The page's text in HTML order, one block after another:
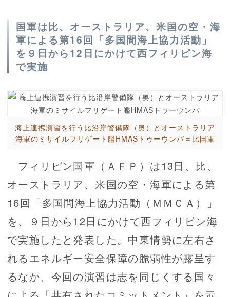
国軍は比、オーストラリア、米国の空・海
軍による第16回「多国間海上協力活動」
を９日から12日にかけて西フィリピン海
で実施
海上連携演習を行う比沿岸警備隊（奥）とオーストラリア
海軍のミサイルフリゲート艦HMASトゥーウンバ＝比国軍
フィリピン国軍（ＡＦＰ）は13日、比、
オーストラリア、米国の空・海軍による第
16回「多国間海上協力活動（ＭＭＣＡ）」
を、９日から12日にかけて西フィリピン海
で実施したと発表した。中東情勢に左右さ
れるエネルギー安全保障の脆弱性が露呈す
るなか、今回の演習は志を同じくする国々